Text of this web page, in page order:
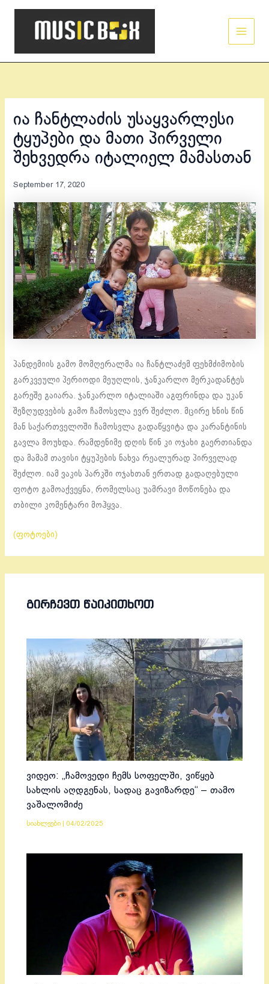
Skip
ია ჩანტლაძის უსაყვარლესი
ტყუპები და მათი პირველი
შეხვედრა იტალიელ მამასთან
September 17, 2020
პანდემიის გამო მომღერალმა ია ჩანტლაძემ ფეხმძიმობის
გარკვეული პერიოდი მეუღლის, ჯანკარლო მერკადანტეს
გარეშე გაიარა. ჯანკარლო იტალიაში აგფრინდა და უკან
შეზღუდვების გამო ჩამოსვლა ევრ შეძლო. მცირე ხნის წინ
მან საქართველოში ჩამოსვლა გადაწყვიტა და კარანტინის
გავლა მოუხდა. რამდენიმე დღის წინ კი ოჯახი გაერთიანდა
და მამამ თავისი ტყუპების ნახვა რეალურად პირველად
შეძლო. იამ ვაკის პარკში ოჯახთან ერთად გადაღებული
ფოტო გამოაქვეყნა, რომელსაც უამრავი მოწონება და
თბილი კომენტარი მოჰყვა.
(ფოტოები)
ᲒᲘᲠᲩᲔᲕᲗ ᲬᲐᲘᲙᲘᲗᲮᲝᲗ
ვიდეო: „ჩამოვედი ჩემს სოფელში, ვიწყებ
სახლის აღდგენას, სადაც გავიზარდე“ – თამო
ვაშალომიძე
სიახლეები 04/02/2025